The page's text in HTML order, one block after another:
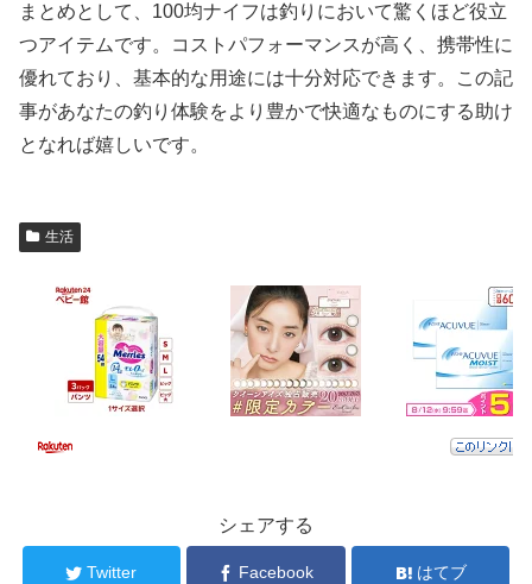
まとめとして、100均ナイフは釣りにおいて驚くほど役立
つアイテムです。コストパフォーマンスが高く、携帯性に
優れており、基本的な用途には十分対応できます。この記
事があなたの釣り体験をより豊かで快適なものにする助け
となれば嬉しいです。
生活
シェアする
Twitter Facebook はてブ